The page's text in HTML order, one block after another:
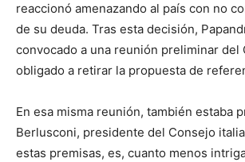
reaccionó amenazando al país con no
de su deuda. Tras esta decisión,
convocado a una reunión preliminar del
obligado a retirar la propuesta de
En esa misma reunión, también estaba
Berlusconi, presidente del Consejo
estas premisas, es, cuanto menos